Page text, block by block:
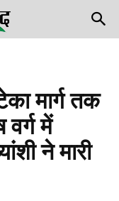
मार्ग तक
में
ने मारी